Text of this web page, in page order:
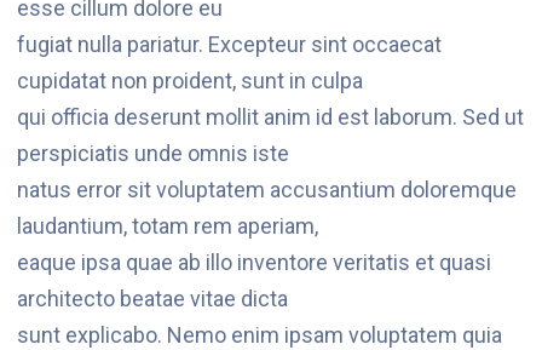
esse cillum dolore eu
fugiat nulla pariatur. Excepteur sint occaecat
cupidatat non proident, sunt in culpa
qui officia deserunt mollit anim id est laborum. Sed ut
perspiciatis unde omnis iste
natus error sit voluptatem accusantium doloremque
laudantium, totam rem aperiam,
eaque ipsa quae ab illo inventore veritatis et quasi
architecto beatae vitae dicta
sunt explicabo. Nemo enim ipsam voluptatem quia